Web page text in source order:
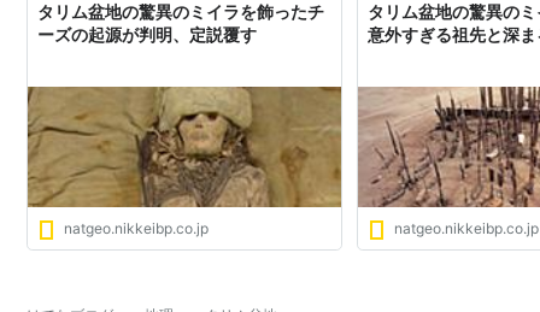
タリム盆地の驚異のミイラを飾ったチ
ーズの起源が判明、定説覆す
natgeo.nikkeibp.co.jp
タリム盆地の驚異の
意外すぎる祖先と深
natgeo.nikkeibp.co.jp